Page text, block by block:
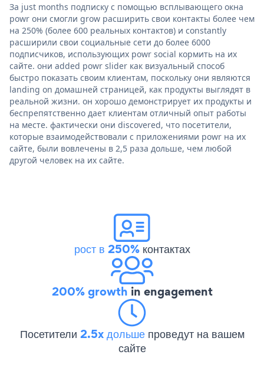
За just months подписку с помощью всплывающего окна
powr они смогли grow расширить свои контакты более чем
на 250% (более 600 реальных контактов) и constantly
расширили свои социальные сети до более 6000
подписчиков, использующих powr social кормить на их
сайте. они added powr slider как визуальный способ
быстро показать своим клиентам, поскольку они являются
landing on домашней страницей, как продукты выглядят в
реальной жизни. он хорошо демонстрирует их продукты и
беспрепятственно дает клиентам отличный опыт работы
на месте. фактически они discovered, что посетители,
которые взаимодействовали с приложениями powr на их
сайте, были вовлечены в 2,5 раза дольше, чем любой
другой человек на их сайте.
рост в 250%контактах
200% growth in engagement
Посетители 2.5x дольше проведут на вашем
сайте